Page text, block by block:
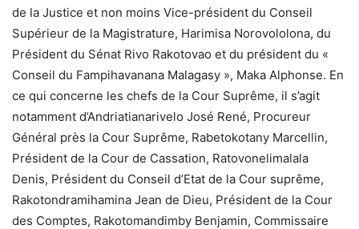
de la Justice et non moins Vice-président du Conseil
Supérieur de la Magistrature, Harimisa Norovololona, du
Président du Sénat Rivo Rakotovao et du président du «
Conseil du Fampihavanana Malagasy », Maka Alphonse. En
ce qui concerne les chefs de la Cour Suprême, il s’agit
notamment d’Andriatianarivelo José René, Procureur
Général près la Cour Suprême, Rabetokotany Marcellin,
Président de la Cour de Cassation, Ratovonelimalala
Denis, Président du Conseil d’Etat de la Cour suprême,
Rakotondramihamina Jean de Dieu, Président de la Cour
des Comptes, Rakotomandimby Benjamin, Commissaire